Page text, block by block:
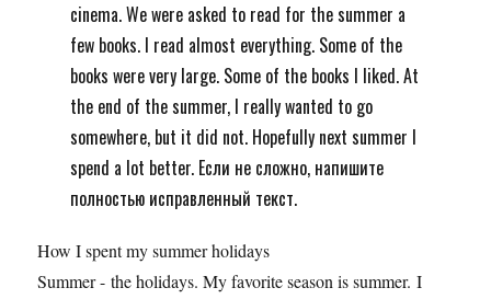
cinema. We were asked to read for the summer a
few books. I read almost everything. Some of the
books were very large. Some of the books I liked. At
the end of the summer, I really wanted to go
somewhere, but it did not. Hopefully next summer I
spend a lot better. Если не сложно, напишите
полностью исправленный текст.
How I spent my summer holidays
Summer - the holidays. My favorite season is summer. I